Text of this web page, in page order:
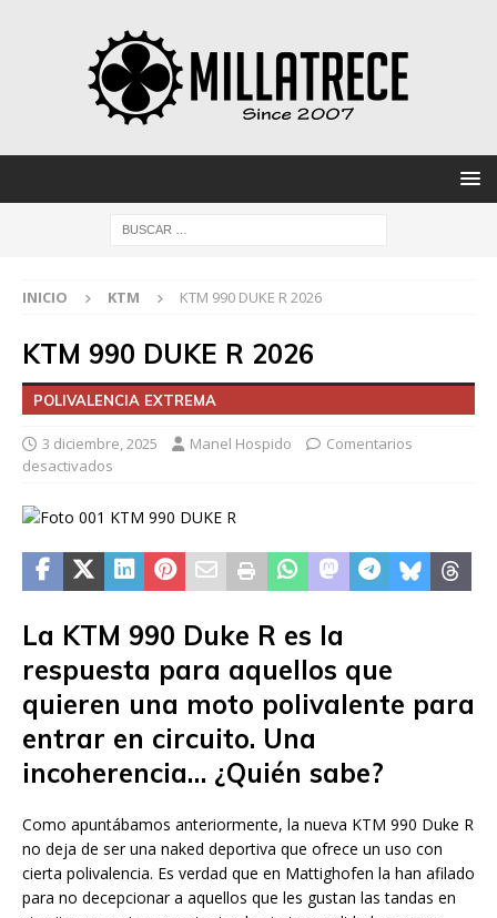
INICIO KTM KTM 990 DUKE R 2026
KTM 990 DUKE R 2026
POLIVALENCIA EXTREMA
3 diciembre, 2025 Manel Hospido
Comentarios
desactivados
La KTM 990 Duke R es la
respuesta para aquellos que
quieren una moto polivalente para
entrar en circuito. Una
incoherencia… ¿Quién sabe?
Como apuntábamos anteriormente, la nueva KTM 990 Duke R
no deja de ser una naked deportiva que ofrece un uso con
cierta polivalencia. Es verdad que en Mattighofen la han afilado
para no decepcionar a aquellos que les gustan las tandas en